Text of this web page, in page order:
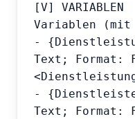
[V] VARIABLEN
Variablen (mit
-
Text; Format:
-
Text; Format: